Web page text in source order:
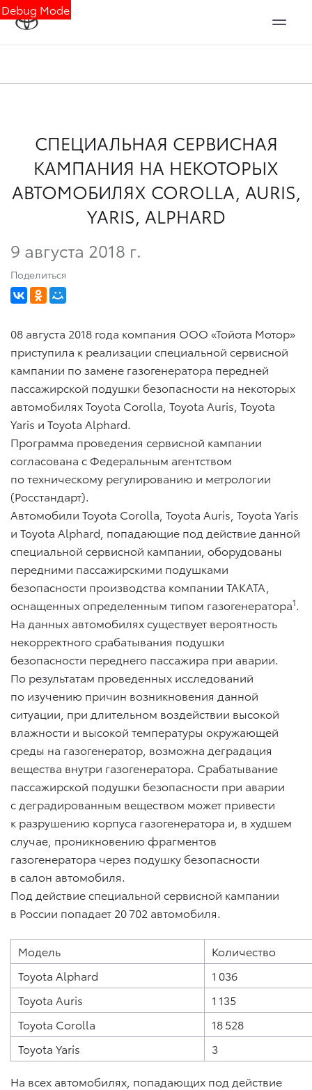
Debug Mode
СПЕЦИАЛЬНАЯ СЕРВИСНАЯ
КАМПАНИЯ НА НЕКОТОРЫХ
АВТОМОБИЛЯХ COROLLA, AURIS,
YARIS, ALPHARD
9 августа 2018 г.
Поделиться
08 августа 2018 года компания ООО «Тойота Мотор»
приступила к реализации специальной сервисной
кампании по замене газогенератора передней
пассажирской подушки безопасности на некоторых
автомобилях Toyota Corolla, Toyota Auris, Toyota
Yaris и Toyota Alphard.
Программа проведения сервисной кампании
согласована с Федеральным агентством
по техническому регулированию и метрологии
(Росстандарт).
Автомобили Toyota Corolla, Toyota Auris, Toyota Yaris
и Toyota Alphard, попадающие под действие данной
специальной сервисной кампании, оборудованы
передними пассажирскими подушками
безопасности производства компании TAKATA,
оснащенных определенным типом газогенератора1.
На данных автомобилях существует вероятность
некорректного срабатывания подушки
безопасности переднего пассажира при аварии.
По результатам проведенных исследований
по изучению причин возникновения данной
ситуации, при длительном воздействии высокой
влажности и высокой температуры окружающей
среды на газогенератор, возможна деградация
вещества внутри газогенератора. Срабатывание
пассажирской подушки безопасности при аварии
с деградированным веществом может привести
к разрушению корпуса газогенератора и, в худшем
случае, проникновению фрагментов
газогенератора через подушку безопасности
в салон автомобиля.
Под действие специальной сервисной кампании
в России попадает 20 702 автомобиля.
Модель
Количество
Toyota Alphard
1 036
Toyota Auris
1 135
Toyota Corolla
18 528
Toyota Yaris
3
На всех автомобилях, попадающих под действие